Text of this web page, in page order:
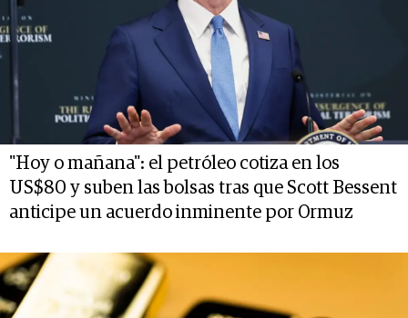
"Hoy o mañana": el petróleo cotiza en los
US$80 y suben las bolsas tras que Scott Bessent
anticipe un acuerdo inminente por Ormuz